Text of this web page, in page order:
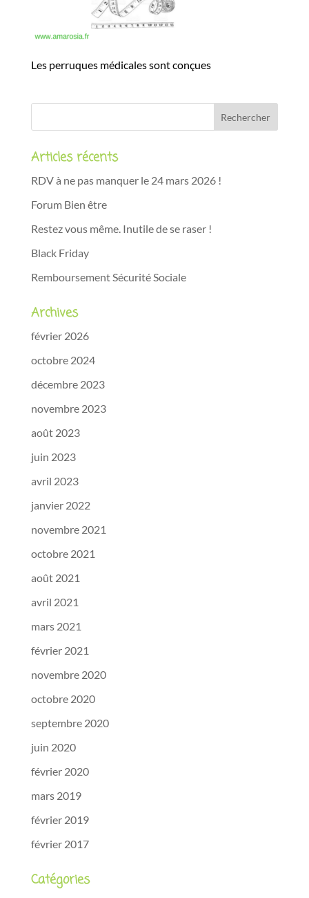
Les perruques médicales sont conçues
Articles récents
RDV à ne pas manquer le 24 mars 2026 !
Forum Bien être
Restez vous même. Inutile de se raser !
Black Friday
Remboursement Sécurité Sociale
Archives
février 2026
octobre 2024
décembre 2023
novembre 2023
août 2023
juin 2023
avril 2023
janvier 2022
novembre 2021
octobre 2021
août 2021
avril 2021
mars 2021
février 2021
novembre 2020
octobre 2020
septembre 2020
juin 2020
février 2020
mars 2019
février 2019
février 2017
Catégories